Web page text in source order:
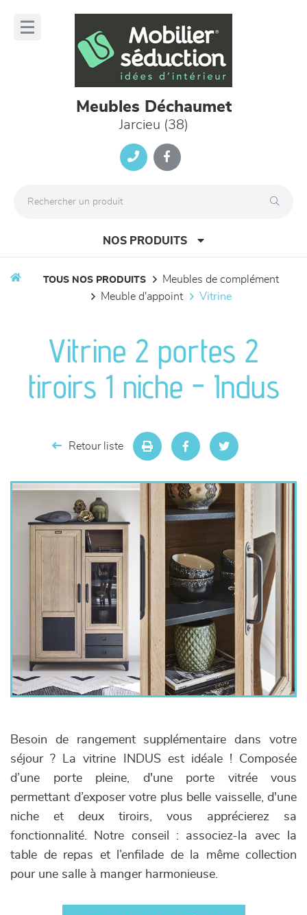
Meubles Déchaumet
Jarcieu (38)
NOS PRODUITS
séjours
meubles de complément
décoration
TOUS NOS PRODUITS
meubles de complément
meuble d'appoint
vitrine
Vitrine 2 portes 2
tiroirs 1 niche - Indus
Retour liste
Besoin de rangement supplémentaire dans votre
séjour ? La vitrine INDUS est idéale ! Composée
d’une porte pleine, d'une porte vitrée vous
permettant d’exposer votre plus belle vaisselle, d'une
niche et deux tiroirs, vous apprécierez sa
fonctionnalité. Notre conseil : associez-la avec la
table de repas et l’enfilade de la même collection
pour une salle à manger harmonieuse.